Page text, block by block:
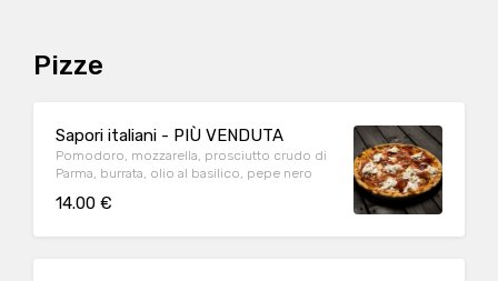
Pizze
Sapori italiani - PIÙ VENDUTA
Pomodoro, mozzarella, prosciutto crudo di
Parma, burrata, olio al basilico, pepe nero
14.00 €